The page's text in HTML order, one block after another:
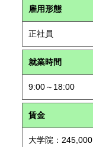
雇用形態
正社員
就業時間
9:00～18:00
賃金
大学院：